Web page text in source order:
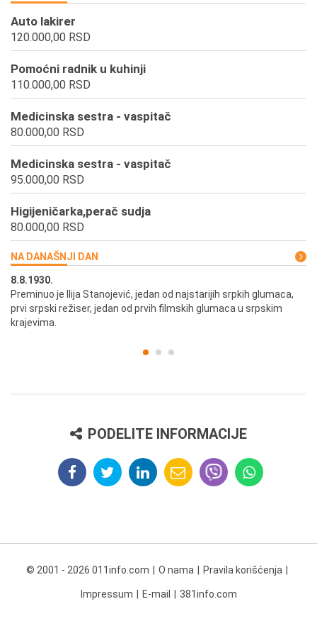
Auto lakirer
120.000,00 RSD
Pomoćni radnik u kuhinji
110.000,00 RSD
Medicinska sestra - vaspitač
80.000,00 RSD
Medicinska sestra - vaspitač
95.000,00 RSD
Higijeničarka,perač sudja
80.000,00 RSD
NA DANAŠNJI DAN
8.8.1930.
Preminuo je Ilija Stanojević, jedan od najstarijih srpkih glumaca,
prvi srpski režiser, jedan od prvih filmskih glumaca u srpskim
krajevima.
PODELITE INFORMACIJE
© 2001 - 2026 011info.com O nama Pravila korišćenja
Impressum E-mail 381info.com